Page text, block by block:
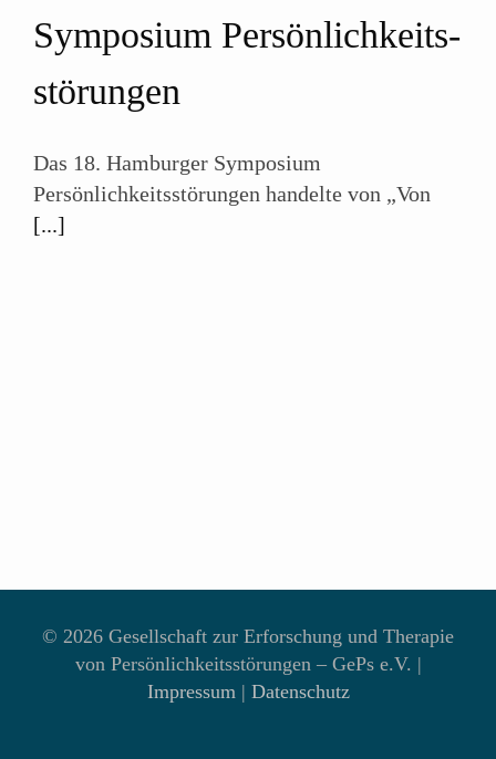
Symposium Persönlichkeits­
störungen
Das 18. Hamburger Symposium
Persönlichkeitsstörungen handelte von „Von
[...]
© 2026 Gesellschaft zur Erforschung und Therapie
von Persönlichkeitsstörungen – GePs e.V. |
Impressum| Datenschutz